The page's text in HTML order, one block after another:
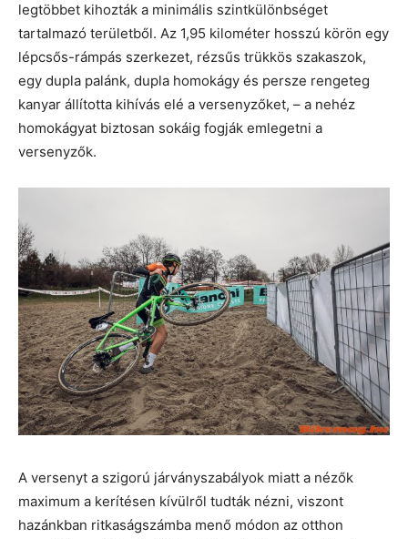
legtöbbet kihozták a minimális szintkülönbséget
tartalmazó területből. Az 1,95 kilométer hosszú körön egy
lépcsős-rámpás szerkezet, rézsűs trükkös szakaszok,
egy dupla palánk, dupla homokágy és persze rengeteg
kanyar állította kihívás elé a versenyzőket, – a nehéz
homokágyat biztosan sokáig fogják emlegetni a
versenyzők.
A versenyt a szigorú járványszabályok miatt a nézők
maximum a kerítésen kívülről tudták nézni, viszont
hazánkban ritkaságszámba menő módon az otthon